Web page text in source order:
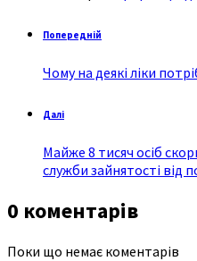
Попередній
Чому на деякі ліки
Далі
Майже 8 тисяч осіб
служби зайнятості від
0 коментарів
Поки що немає коментарів